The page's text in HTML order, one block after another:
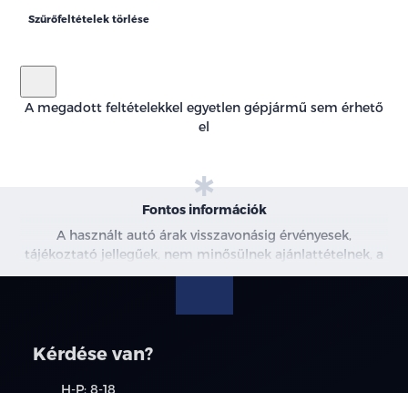
Szűrőfeltételek törlése
A megadott feltételekkel egyetlen gépjármű sem érhető
el
Fontos információk
A használt autó árak visszavonásig érvényesek,
tájékoztató jellegűek, nem minősülnek ajánlattételnek, a
képek csak illusztrációk. További információkért kérjen
Kérdése van?
H-P: 8-18